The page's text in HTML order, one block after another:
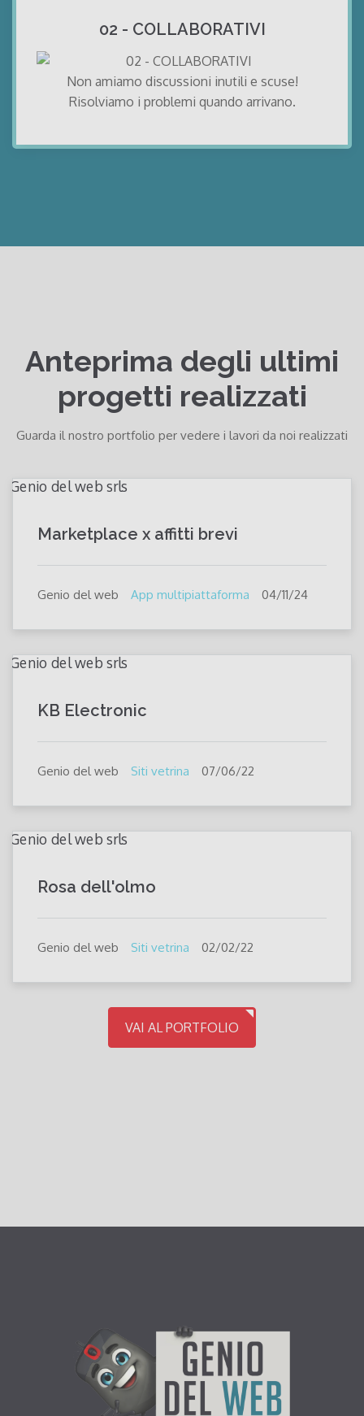
02 - COLLABORATIVI
Non amiamo discussioni inutili e scuse!
Risolviamo i problemi quando arrivano.
Anteprima degli ultimi
progetti realizzati
Guarda il nostro portfolio per vedere i lavori da noi realizzati
Marketplace x affitti brevi
Genio del web App multipiattaforma 04/11/24
KB Electronic
Genio del web Siti vetrina 07/06/22
Rosa dell'olmo
Genio del web Siti vetrina 02/02/22
VAI AL PORTFOLIO